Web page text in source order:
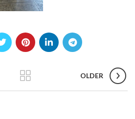
OLDER